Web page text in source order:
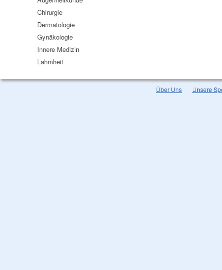
Chirurgie
Dermatologie
Gynäkologie
Innere Medizin
Lahmheit
Über Uns Unsere